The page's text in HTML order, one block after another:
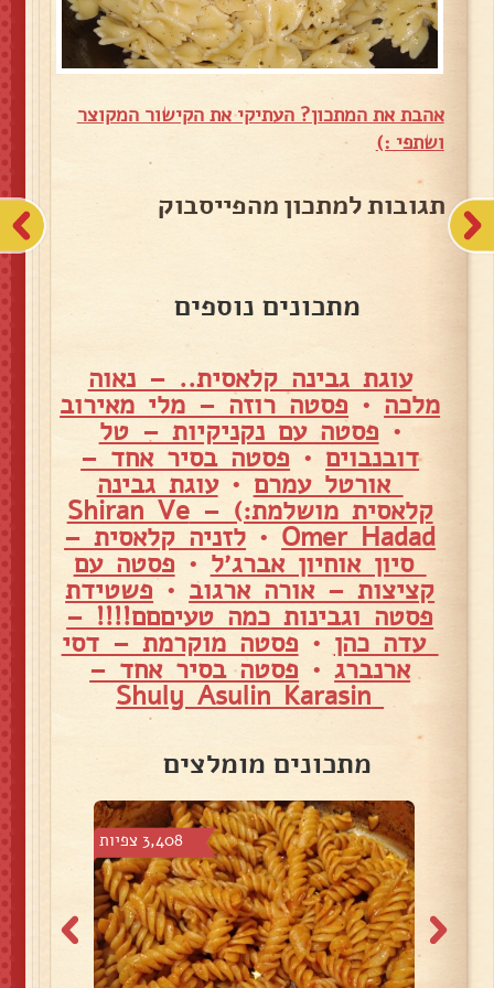
אהבת את המתכון? העתיקי את הקישור המקוצר
ושתפי :)
תגובות למתכון מהפייסבוק
מתכונים נוספים
עוגת גבינה קלאסית.. – נאוה
מלכה • פסטה רוזה – מלי מאירוב
• פסטה עם נקניקיות – טל
דובנבוים • פסטה בסיר אחד –
אורטל עמרם •עוגת גבינה
קלאסית מושלמת:) – Shiran Ve
Omer Hadad
• לזניה קלאסית –
סיון אוחיון אברג׳ל • פסטה עם
קציצות – אורה ארגוב •פשטידת
פסטה וגבינות כמה טעיםםם!!!! –
עדה כהן • פסטה מוקרמת – דסי
ארנברג• פסטה בסיר אחד –
מתכונים מומלצים
3,408 צפיות